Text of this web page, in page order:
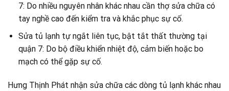
7: Do nhiều nguyên nhân khác nhau cần thợ sửa chữa có
tay nghề cao đến kiểm tra và khắc phục sự cố.
Sửa tủ lạnh tự ngắt liên tục, bật tắt thất thường tại
quận 7: Do bộ điều khiển nhiệt độ, cảm biến hoặc bo
mạch có thể gặp sự cố.
Hưng Thịnh Phát nhận sửa chữa các dòng tủ lạnh khác nhau